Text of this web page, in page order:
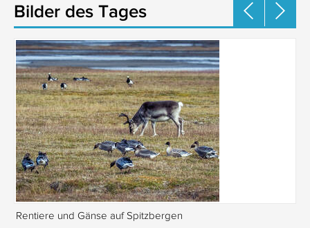
Bilder des Tages
Rentiere und Gänse auf Spitzbergen